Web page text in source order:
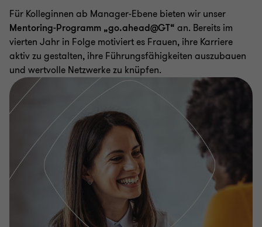
Für Kolleginnen ab Manager-Ebene bieten wir unser
Mentoring-Programm „go.ahead@GT“ an. Bereits im
vierten Jahr in Folge motiviert es Frauen, ihre Karriere
aktiv zu gestalten, ihre Führungsfähigkeiten auszubauen
und wertvolle Netzwerke zu knüpfen.